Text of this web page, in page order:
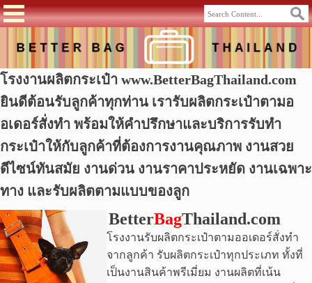
โรงงานผลิตกระเป๋า www.BetterBagThailand.com
ยินดีต้อนรับลูกค้าทุกท่าน เรารับผลิตกระเป๋าตามอ
อเดอร์สั่งทำ พร้อมให้คำปรึกษาและบริการรับทำ
กระเป๋าให้กับลูกค้าที่ต้องการงานคุณภาพ งานสวย
ดีไซน์ทันสมัย งานด่วน งานราคาประหยัด งานเฉพาะ
ทาง และรับผลิตตามแบบของลูก
BetterBagThailand.com
โรงงานรับผลิตกระเป๋าตามออเดอร์สั่งทำ
จากลูกค้า รับผลิตกระเป๋าทุกประเภท ทั้งที่
เป็นงานสินค้าพรีเมี่ยม งานผลิตที่เน้น